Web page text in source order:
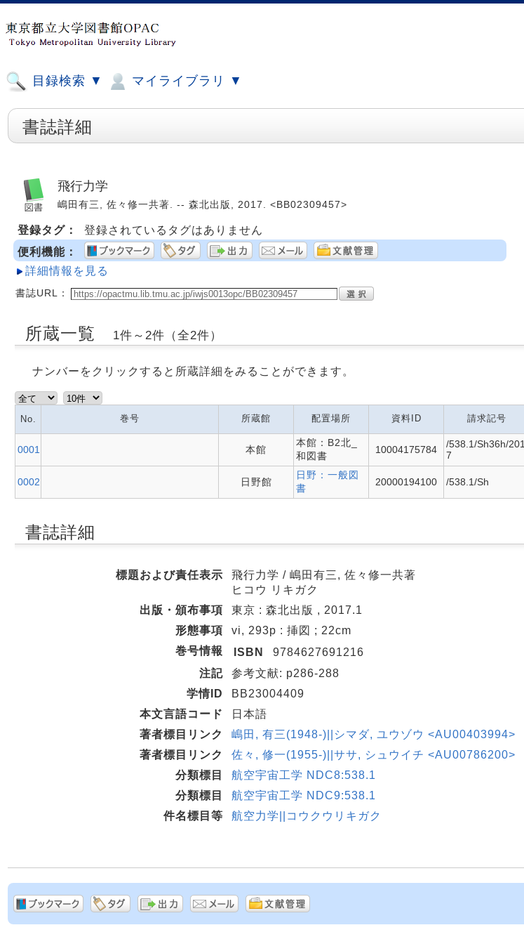
目録検索 ▼ マイライブラリ ▼
書誌詳細
飛行力学
嶋田有三, 佐々修一共著. -- 森北出版, 2017. <BB02309457>
登録タグ：
登録されているタグはありません
便利機能：
詳細情報を見る
書誌URL：
所蔵一覧 1件～2件（全2件）
ナンバーをクリックすると所蔵詳細をみることができます。
No. 巻号 所蔵館 配置場所 資料ID 請求記号
0001 本館
本館：B2北_
和図書
10004175784
/538.1/Sh36h/201
7
0002 日野館
日野：一般図
書
20000194100 /538.1/Sh
書誌詳細
標題および責任表示
飛行力学 / 嶋田有三, 佐々修一共著
ヒコウ リキガク
出版・頒布事項
東京 : 森北出版 , 2017.1
形態事項
vi, 293p : 挿図 ; 22cm
巻号情報
ISBN
9784627691216
注記
参考文献: p286-288
学情ID
BB23004409
本文言語コード
日本語
著者標目リンク
嶋田, 有三(1948-)||シマダ, ユウゾウ <AU00403994>
著者標目リンク
佐々, 修一(1955-)||ササ, シュウイチ <AU00786200>
分類標目
航空宇宙工学 NDC8:538.1
分類標目
航空宇宙工学 NDC9:538.1
件名標目等
航空力学||コウクウリキガク